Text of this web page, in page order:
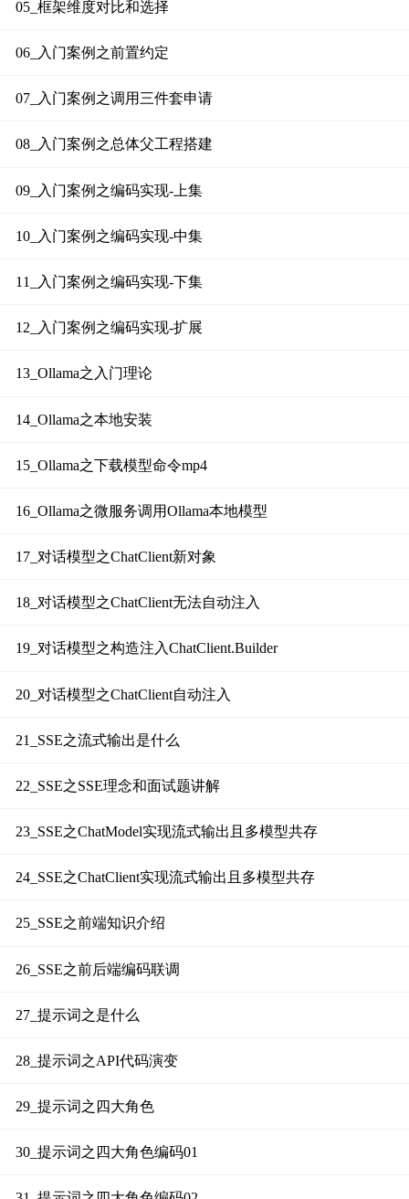
05_框架维度对比和选择
06_入门案例之前置约定
07_入门案例之调用三件套申请
08_入门案例之总体父工程搭建
09_入门案例之编码实现-上集
10_入门案例之编码实现-中集
11_入门案例之编码实现-下集
12_入门案例之编码实现-扩展
13_Ollama之入门理论
14_Ollama之本地安装
15_Ollama之下载模型命令mp4
16_Ollama之微服务调用Ollama本地模型
17_对话模型之ChatClient新对象
18_对话模型之ChatClient无法自动注入
19_对话模型之构造注入ChatClient.Builder
20_对话模型之ChatClient自动注入
21_SSE之流式输出是什么
22_SSE之SSE理念和面试题讲解
23_SSE之ChatModel实现流式输出且多模型共存
24_SSE之ChatClient实现流式输出且多模型共存
25_SSE之前端知识介绍
26_SSE之前后端编码联调
27_提示词之是什么
28_提示词之API代码演变
29_提示词之四大角色
30_提示词之四大角色编码01